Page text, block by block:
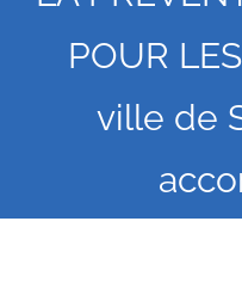
POUR
ville de